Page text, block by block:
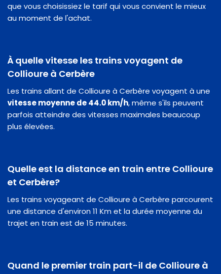
que vous choisissiez le tarif qui vous convient le mieux
au moment de l'achat.
À quelle vitesse les trains voyagent de
Collioure à Cerbère
Les trains allant de Collioure à Cerbère voyagent à une
vitesse moyenne de 44.0 km/h, même s'ils peuvent
parfois atteindre des vitesses maximales beaucoup
plus élevées.
Quelle est la distance en train entre Collioure
et Cerbère?
Les trains voyageant de Collioure à Cerbère parcourent
une distance d'environ 11 Km et la durée moyenne du
trajet en train est de 15 minutes.
Quand le premier train part-il de Collioure à